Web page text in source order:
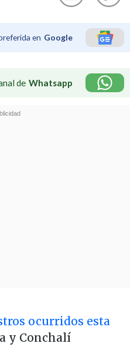
en Google
de Whatsapp
ocurridos esta
y Conchalí